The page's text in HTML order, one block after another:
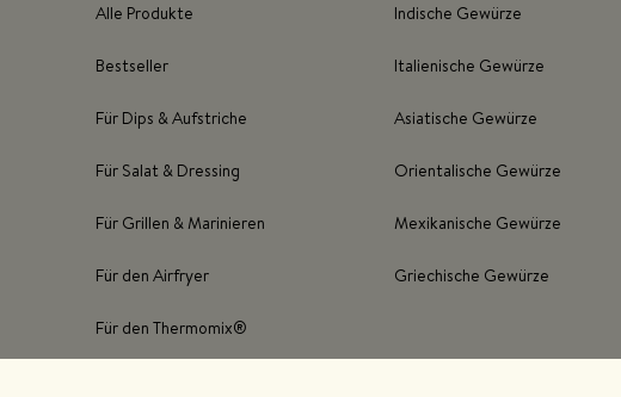
Alle Produkte
Bestseller
Für Dips & Aufstriche
Für Salat & Dressing
Für Grillen & Marinieren
Für den Airfryer
Für den Thermomix®
Indische Gewürze
Italienische Gewürze
Asiatische Gewürze
Orientalische Gewürze
Mexikanische Gewürze
Griechische Gewürze